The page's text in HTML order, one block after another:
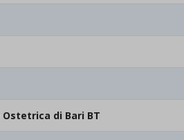
Ostetrica di Bari BT